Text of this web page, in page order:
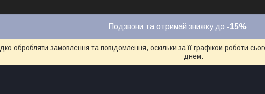
Подзвони та отримай знижку до -15%
обробляти замовлення та повідомлення, оскільки за її графіком роботи
днем.